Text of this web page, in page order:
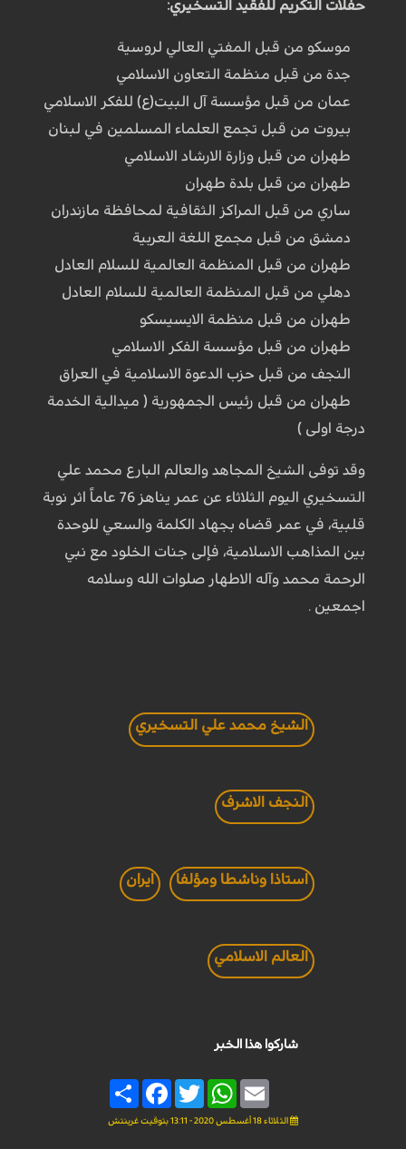
حفلات التكريم للفقيد التسخيري:
موسكو من قبل المفتي العالي لروسية
جدة من قبل منظمة التعاون الاسلامي
عمان من قبل مؤسسة آل البيت(ع) للفكر الاسلامي
بيروت من قبل تجمع العلماء المسلمين في لبنان
طهران من قبل وزارة الارشاد الاسلامي
طهران من قبل بلدة طهران
ساري من قبل المراكز الثقافية لمحافظة مازندران
دمشق من قبل مجمع اللغة العربية
طهران من قبل المنظمة العالمية للسلام العادل
دهلي من قبل المنظمة العالمية للسلام العادل
طهران من قبل منظمة الايسيسكو
طهران من قبل مؤسسة الفكر الاسلامي
النجف من قبل حزب الدعوة الاسلامية في العراق
طهران من قبل رئيس الجمهورية ( ميدالية الخدمة
درجة اولى )
وقد توفی الشيخ المجاهد والعالم البارع محمد علي
التسخيري الیوم الثلاثاء عن عمر يناهز 76 عاماً اثر نوبة
قلبية، في عمر قضاه بجهاد الكلمة والسعي للوحدة
بين المذاهب الاسلامية، فإلى جنات الخلود مع نبي
الرحمة محمد وآله الاطهار صلوات الله وسلامه
اجمعين .
الشيخ محمد علي التسخيري
النجف الاشرف
استاذا وناشطا ومؤلفا ايران
العالم الاسلامي
شاركوا هذا الخبر
Share
FacebookTwitter
WhatsAppEmail
الثلاثاء 18 أغسطس 2020 - 13:11 بتوقيت غرينتش